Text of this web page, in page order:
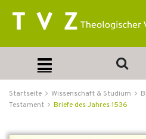
Startseite Wissenschaft & Studium
Testament
Briefe des Jahres 1536